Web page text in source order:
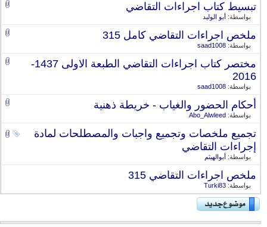
تبسيط كتاب اجراءات التقاضي
بواسطة:أبو الوليد
ملخص اجراءات التقاضي كامل 315
بواسطة:saad1008
مختصر كتاب اجراءات التقاضي الطبعة الاولى 1437-
2016
بواسطة:saad1008
أحكام الحضور والغياب - خريطة ذهنية
بواسطة:Abo_Alwleed
تجميع ملخصات وتجميع واجبات والمصطلحات لمادة
إجراءات التقاضي
بواسطة:أبوالهيثم
ملخص اجراءات التقاضي 315
بواسطة:Turki83